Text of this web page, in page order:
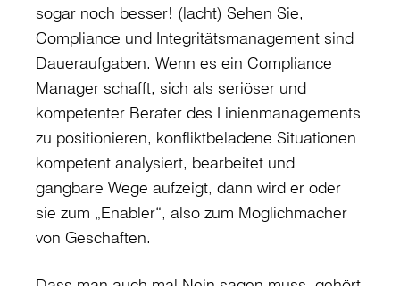
sogar noch besser! (lacht) Sehen Sie,
Compliance und Integritätsmanagement sind
Daueraufgaben. Wenn es ein Compliance
Manager schafft, sich als seriöser und
kompetenter Berater des Linienmanagements
zu positionieren, konfliktbeladene Situationen
kompetent analysiert, bearbeitet und
gangbare Wege aufzeigt, dann wird er oder
sie zum „Enabler“, also zum Möglichmacher
von Geschäften.